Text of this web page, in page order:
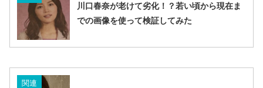
川口春奈が老けて劣化！？若い頃から現在ま
での画像を使って検証してみた
関連